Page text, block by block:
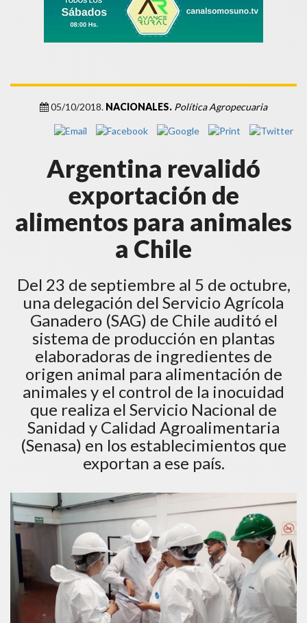
05/10/2018. NACIONALES. Política Agropecuaria
Argentina revalidó
exportación de
alimentos para animales
a Chile
Del 23 de septiembre al 5 de octubre,
una delegación del Servicio Agrícola
Ganadero (SAG) de Chile auditó el
sistema de producción en plantas
elaboradoras de ingredientes de
origen animal para alimentación de
animales y el control de la inocuidad
que realiza el Servicio Nacional de
Sanidad y Calidad Agroalimentaria
(Senasa) en los establecimientos que
exportan a ese país.